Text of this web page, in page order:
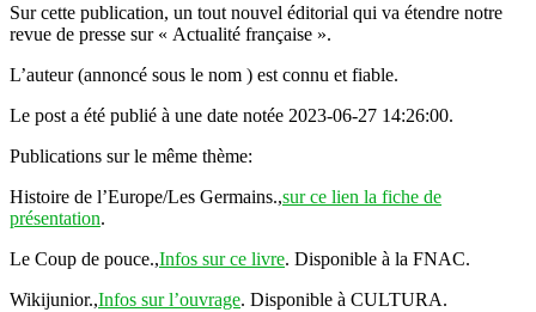
Sur cette publication, un tout nouvel éditorial qui va étendre notre
revue de presse sur « Actualité française ».
L’auteur (annoncé sous le nom ) est connu et fiable.
Le post a été publié à une date notée 2023-06-27 14:26:00.
Publications sur le même thème:
Histoire de l’Europe/Les Germains.,sur ce lien la fiche de
présentation.
Le Coup de pouce.,Infos sur ce livre. Disponible à la FNAC.
Wikijunior.,Infos sur l’ouvrage. Disponible à CULTURA.